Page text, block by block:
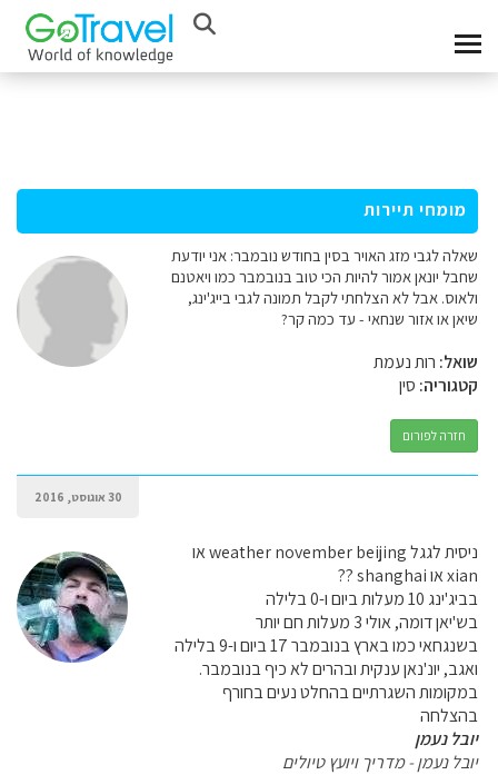
מומחי תיירות
שאלה לגבי מזג האויר בסין בחודש נובמבר: אני יודעת
שחבל יונאן אמור להיות הכי טוב בנובמבר כמו ויאטנם
ולאוס. אבל לא הצלחתי לקבל תמונה לגבי בייג'ינג,
שיאן או אזור שנחאי - עד כמה קר?
שואל: רות נעמת
קטגוריה: סין
חזרה לפורום
30 אוגוסט, 2016
ניסית לגגל weather november beijing או
xian או shanghai ??
בביג'ינג 10 מעלות ביום ו-0 בלילה
בש'יאן דומה, אולי 3 מעלות חם יותר
בשנגחאי כמו בארץ בנובמבר 17 ביום ו-9 בלילה
ואגב, יונ'נאן ענקית ובהרים לא כיף בנובמבר.
במקומות השגרתיים בהחלט נעים בחורף
בהצלחה
יובל נעמן
יובל נעמן - מדריך ויועץ טיולים